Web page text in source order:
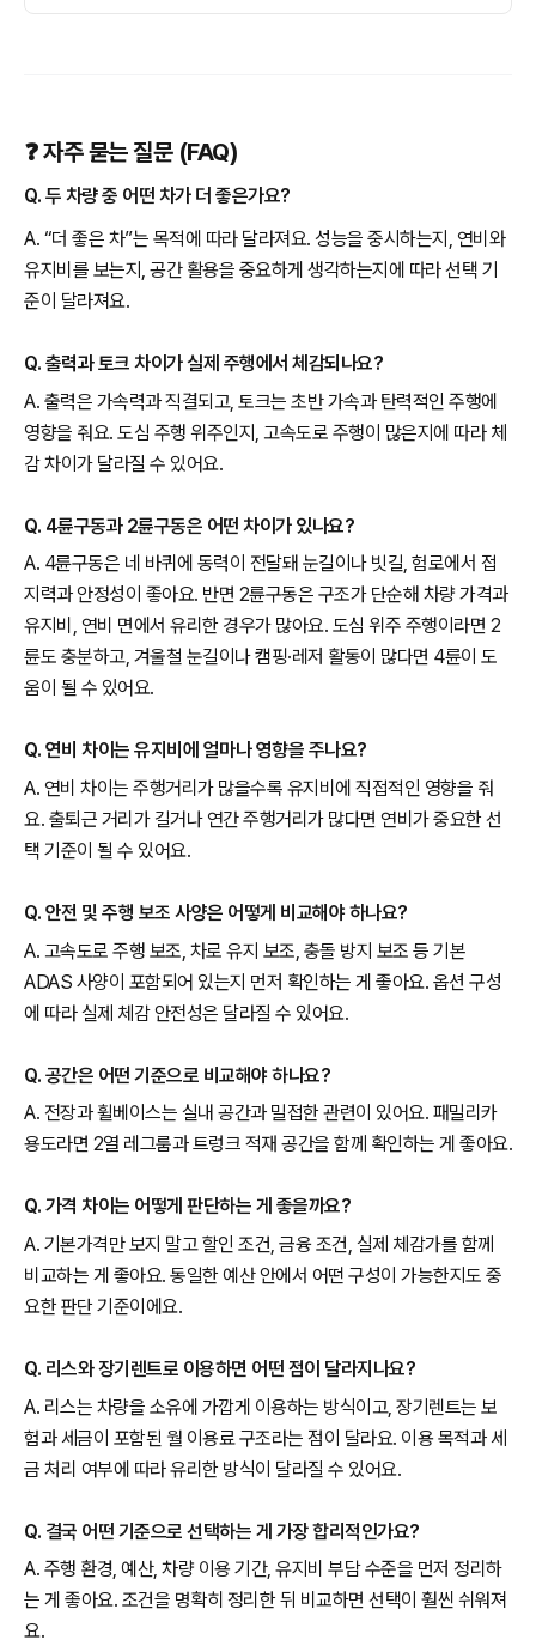
❓ 자주 묻는 질문 (FAQ)
Q. 두 차량 중 어떤 차가 더 좋은가요?
A. “더 좋은 차”는 목적에 따라 달라져요. 성능을 중시하는지, 연비와
유지비를 보는지, 공간 활용을 중요하게 생각하는지에 따라 선택 기
준이 달라져요.
Q. 출력과 토크 차이가 실제 주행에서 체감되나요?
A. 출력은 가속력과 직결되고, 토크는 초반 가속과 탄력적인 주행에
영향을 줘요. 도심 주행 위주인지, 고속도로 주행이 많은지에 따라 체
감 차이가 달라질 수 있어요.
Q. 4륜구동과 2륜구동은 어떤 차이가 있나요?
A. 4륜구동은 네 바퀴에 동력이 전달돼 눈길이나 빗길, 험로에서 접
지력과 안정성이 좋아요. 반면 2륜구동은 구조가 단순해 차량 가격과
유지비, 연비 면에서 유리한 경우가 많아요. 도심 위주 주행이라면 2
륜도 충분하고, 겨울철 눈길이나 캠핑·레저 활동이 많다면 4륜이 도
움이 될 수 있어요.
Q. 연비 차이는 유지비에 얼마나 영향을 주나요?
A. 연비 차이는 주행거리가 많을수록 유지비에 직접적인 영향을 줘
요. 출퇴근 거리가 길거나 연간 주행거리가 많다면 연비가 중요한 선
택 기준이 될 수 있어요.
Q. 안전 및 주행 보조 사양은 어떻게 비교해야 하나요?
A. 고속도로 주행 보조, 차로 유지 보조, 충돌 방지 보조 등 기본
ADAS 사양이 포함되어 있는지 먼저 확인하는 게 좋아요. 옵션 구성
에 따라 실제 체감 안전성은 달라질 수 있어요.
Q. 공간은 어떤 기준으로 비교해야 하나요?
A. 전장과 휠베이스는 실내 공간과 밀접한 관련이 있어요. 패밀리카
용도라면 2열 레그룸과 트렁크 적재 공간을 함께 확인하는 게 좋아요.
Q. 가격 차이는 어떻게 판단하는 게 좋을까요?
A. 기본가격만 보지 말고 할인 조건, 금융 조건, 실제 체감가를 함께
비교하는 게 좋아요. 동일한 예산 안에서 어떤 구성이 가능한지도 중
요한 판단 기준이에요.
Q. 리스와 장기렌트로 이용하면 어떤 점이 달라지나요?
A. 리스는 차량을 소유에 가깝게 이용하는 방식이고, 장기렌트는 보
험과 세금이 포함된 월 이용료 구조라는 점이 달라요. 이용 목적과 세
금 처리 여부에 따라 유리한 방식이 달라질 수 있어요.
Q. 결국 어떤 기준으로 선택하는 게 가장 합리적인가요?
A. 주행 환경, 예산, 차량 이용 기간, 유지비 부담 수준을 먼저 정리하
는 게 좋아요. 조건을 명확히 정리한 뒤 비교하면 선택이 훨씬 쉬워져
요.